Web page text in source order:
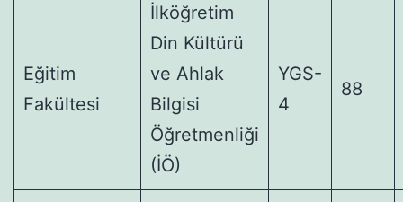
Eğitim
Fakültesi
İlköğretim
Din Kültürü
ve Ahlak
Bilgisi
Öğretmenliği
(İÖ)
YGS-
4
88